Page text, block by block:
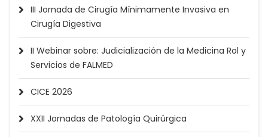
III Jornada de Cirugía Mínimamente Invasiva en
Cirugía Digestiva
II Webinar sobre: Judicialización de la Medicina Rol y
Servicios de FALMED
CICE 2026
XXII Jornadas de Patología Quirúrgica